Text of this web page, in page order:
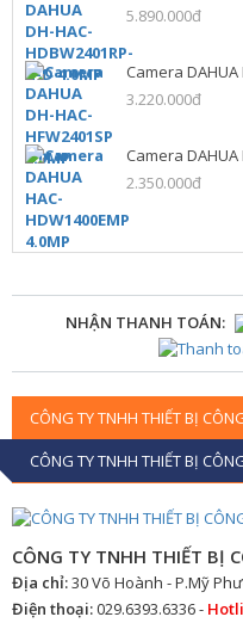
5.890.000đ
Camera DAHUA
3.220.000đ
Camera DAHUA
2.350.000đ
NHẬN THANH TOÁN:
CÔNG TY TNHH THIẾT BỊ
CÔNG TY TNHH THIẾT BỊ
CÔNG TY TNHH THIẾT BỊ
Địa chỉ:30 Võ Hoành - P.Mỹ
Điện thoại:029.6393.6336 -